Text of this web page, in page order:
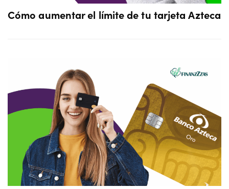
Cómo aumentar el límite de tu tarjeta Azteca